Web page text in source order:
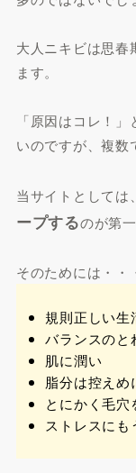
大人ニキビは思春
ます。
「原因はコレ！
いのですが、複数
当サイトとしては
ープするのが第
そのためには・・
規則正しい生
バランスのと
肌に潤い
脂分は控えめ
とにかく毛穴
ストレスにも